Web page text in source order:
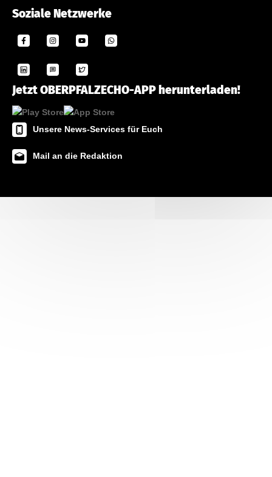
Soziale Netzwerke
Jetzt OBERPFALZECHO-APP herunterladen!
Unsere News-Services für Euch
Mail an die Redaktion